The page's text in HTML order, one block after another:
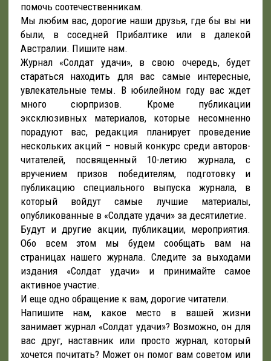
помочь соотечественникам.
Мы любим вас, дорогие наши друзья, где бы вы ни
были, в соседней Прибалтике или в далекой
Австралии. Пишите нам.
Журнал «Солдат удачи», в свою очередь, будет
стараться находить для вас самые интересные,
увлекательные темы. В юбилейном году вас ждет
много сюрпризов. Кроме публикации
эксклюзивных материалов, которые несомненно
порадуют вас, редакция планирует проведение
нескольких акций – новый конкурс среди авторов-
читателей, посвященный 10-летию журнала, с
вручением призов победителям, подготовку и
публикацию специального выпуска журнала, в
который войдут самые лучшие материалы,
опубликованные в «Солдате удачи» за десятилетие.
Будут и другие акции, публикации, мероприятия.
Обо всем этом мы будем сообщать вам на
страницах нашего журнала. Следите за выходами
издания «Солдат удачи» и принимайте самое
активное участие.
И еще одно обращение к вам, дорогие читатели.
Напишите нам, какое место в вашей жизни
занимает журнал «Солдат удачи»? Возможно, он для
вас друг, наставник или просто журнал, который
хочется почитать? Может он помог вам советом или